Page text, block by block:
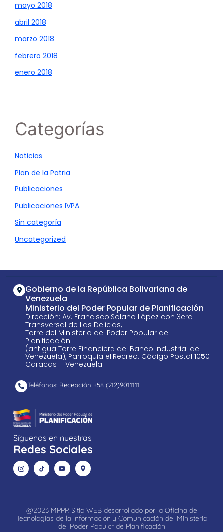
mayo 2018
abril 2018
marzo 2018
febrero 2018
enero 2018
Categorías
Noticias
Plan de la Patria
Publicaciones
Publicaciones IVPA
Sin categoría
Uncategorized
Gobierno de la República Bolivariana de
Venezuela
Ministerio del Poder Popular de Planificación
Dirección: Av. Francisco Solano López con 3era
Transversal de Las Delicias,
Torre del Ministerio del Poder Popular de
Planificación
(antigua Torre Financiera del Banco Industrial de
Venezuela), Parroquia el Recreo. Código Postal 1050
Caracas – Venezuela.
Teléfonos: Recepción +58 ​(212)9011111
Síguenos en nuestras
Redes Sociales
@2023 MPPP. Sitio WEB desarrollado por la Oficina de
Tecnologías de la Información y Comunicación del Ministerio
del Poder Popular de Planificación